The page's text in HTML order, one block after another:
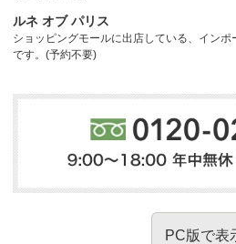
ルネ オブ パリス
ショッピングモールに出店している、イン
です。(予約不要)
PC版で表